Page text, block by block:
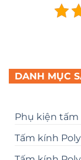
DANH MỤC
Phụ kiện
Tấm kính